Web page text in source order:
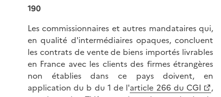
190
Les commissionnaires et autres mandataires qui,
en qualité d'intermédiaires opaques, concluent
les contrats de vente de biens importés livrables
en France avec les clients des firmes étrangères
non établies dans ce pays doivent, en
application du b du 1 de l'article 266 du CGI
,